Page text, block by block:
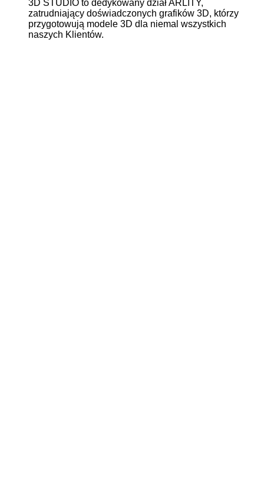
3D STUDIO to dedykowany dział ARLITY,
zatrudniający doświadczonych grafików 3D, którzy
przygotowują modele 3D dla niemal wszystkich
naszych Klientów.